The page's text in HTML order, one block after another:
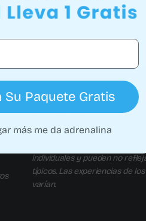
está afiliada,
respaldada por ninguna otra
representan
individuales y pueden no
típicos. Las experiencias de
varían.
Paquete Gratis
más me da adrenalina